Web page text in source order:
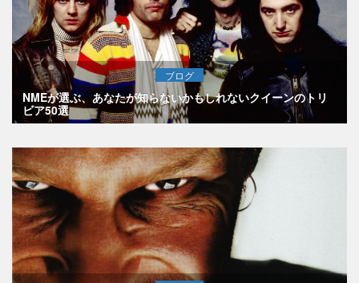
ブログ
NMEが選ぶ、あなたが知らないかもしれないクイーンのトリ
ビア50選